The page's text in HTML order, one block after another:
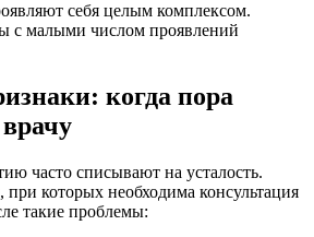
себя целым комплексом.
с малыми числом проявлений
когда пора
часто списывают на усталость.
при которых необходима консультация
такие проблемы: